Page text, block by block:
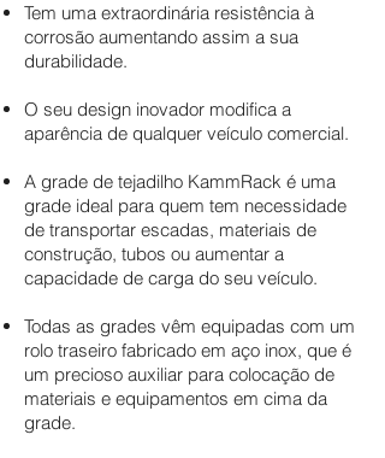
Tem uma extraordinária resistência à
corrosão aumentando assim a sua
durabilidade.
O seu design inovador modifica a
aparência de qualquer veículo comercial.
A grade de tejadilho KammRack é uma
grade ideal para quem tem necessidade
de transportar escadas, materiais de
construção, tubos ou aumentar a
capacidade de carga do seu veículo.
Todas as grades vêm equipadas com um
rolo traseiro fabricado em aço inox, que é
um precioso auxiliar para colocação de
materiais e equipamentos em cima da
grade.